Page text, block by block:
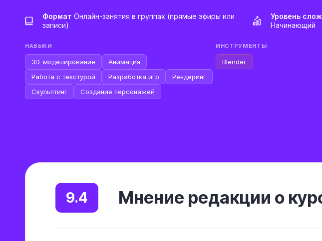
Формат Онлайн-занятия в группах (прямые эфиры или
записи)
Уровень
Начинающий
НАВЫКИ
3D-моделирование
Анимация
Работа с текстурой
Разработка игр
Рендеринг
Скульптинг
Создание персонажей
ИНСТРУМЕНТЫ
Blender
Мнение редакции о
9.4